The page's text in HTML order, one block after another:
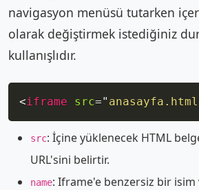
navigasyon menüsü tutarken
olarak değiştirmek istediğiniz
kullanışlıdır.
<iframe src=" anasayfa.html
src: İçine yüklenecek HTML
URL'sini belirtir.
name: Iframe'e benzersiz bir isim